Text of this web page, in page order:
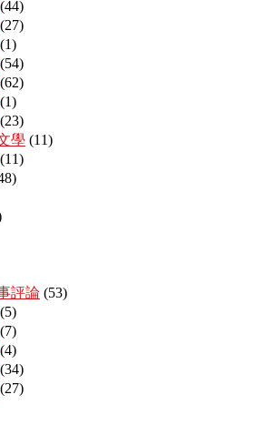
(44)
(27)
(1)
(54)
(62)
(1)
(23)
學 (11)
(11)
評論 (53)
(5)
(7)
(4)
(34)
(27)